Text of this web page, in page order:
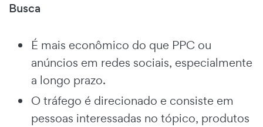
Busca
É mais econômico do que PPC ou
anúncios em redes sociais, especialmente
a longo prazo.
O tráfego é direcionado e consiste em
pessoas interessadas no tópico, produtos